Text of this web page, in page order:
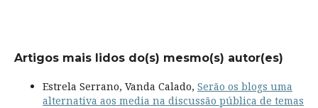
Artigos mais lidos do(s) mesmo(s) autor(es)
Estrela Serrano, Vanda Calado, Serão os blogs uma
alternativa aos media na discussão pública de temas